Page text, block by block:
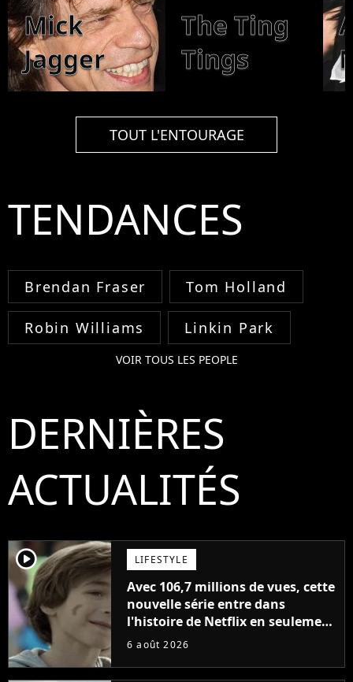
Mick
Jagger
The Ting
Tings
TOUT L'ENTOURAGE
TENDANCES
Brendan Fraser Tom Holland
Robin Williams Linkin Park
VOIR TOUS LES PEOPLE
DERNIÈRES
ACTUALITÉS
player2 LIFESTYLE
Avec 106,7 millions de vues, cette
nouvelle série entre dans
l'histoire de Netflix en seulement
48 jours
6 août 2026